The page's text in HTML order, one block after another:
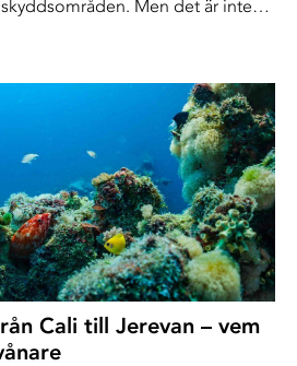
Men det är inte
hajar kvar, på grund av det
Cali till Jerevan – vem